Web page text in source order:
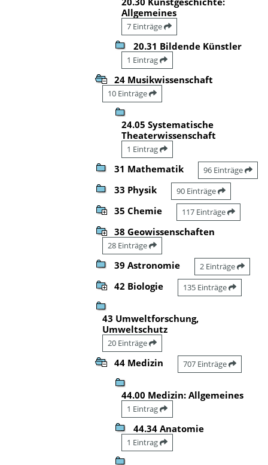
Allgemeines
7 Einträge
20.31 Bildende Künstler
1 Eintrag
24 Musikwissenschaft
10 Einträge
24.05 Systematische
Theaterwissenschaft
1 Eintrag
31 Mathematik 96 Einträge
33 Physik 90 Einträge
35 Chemie 117 Einträge
38 Geowissenschaften
28 Einträge
39 Astronomie 2 Einträge
42 Biologie 135 Einträge
43 Umweltforschung,
Umweltschutz
20 Einträge
44 Medizin 707 Einträge
44.00 Medizin: Allgemeines
1 Eintrag
44.34 Anatomie
1 Eintrag